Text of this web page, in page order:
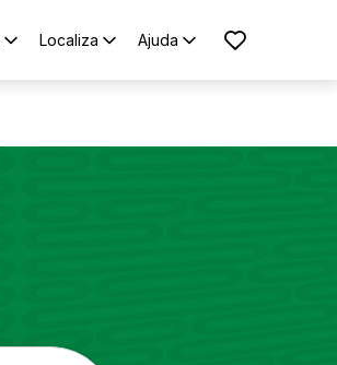
Localiza Ajuda